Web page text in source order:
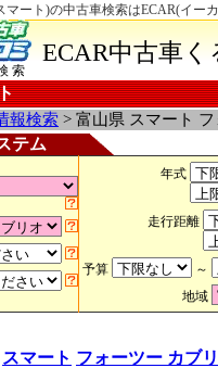
ート)の中古車検索はECAR(イー
索
ECAR中古車
報検索 > 富山県 スマート
テム
年式
走行距離
予算
～
地域
スマート フォーツー カブ